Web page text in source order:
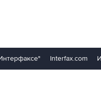
Interfax.com